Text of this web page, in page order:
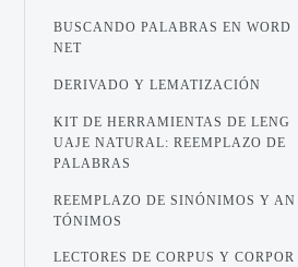
BUSCANDO PALABRAS EN WORD
NET
DERIVADO Y LEMATIZACIÓN
KIT DE HERRAMIENTAS DE LENG
UAJE NATURAL: REEMPLAZO DE
PALABRAS
REEMPLAZO DE SINÓNIMOS Y AN
TÓNIMOS
LECTORES DE CORPUS Y CORPOR